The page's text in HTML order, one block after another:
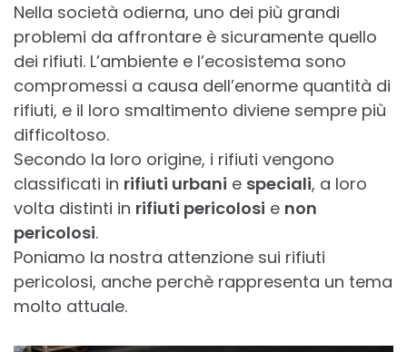
Nella società odierna, uno dei più grandi
problemi da affrontare è sicuramente quello
dei rifiuti. L’ambiente e l’ecosistema sono
compromessi a causa dell’enorme quantità di
rifiuti, e il loro smaltimento diviene sempre più
difficoltoso.
Secondo la loro origine, i rifiuti vengono
classificati in rifiuti urbani e speciali, a loro
volta distinti in rifiuti pericolosi e non
pericolosi.
Poniamo la nostra attenzione sui rifiuti
pericolosi, anche perchè rappresenta un tema
molto attuale.